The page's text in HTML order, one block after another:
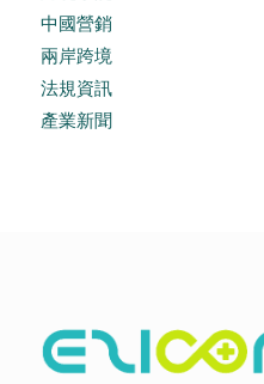
中國營銷
兩岸跨境
法規資訊
產業新聞